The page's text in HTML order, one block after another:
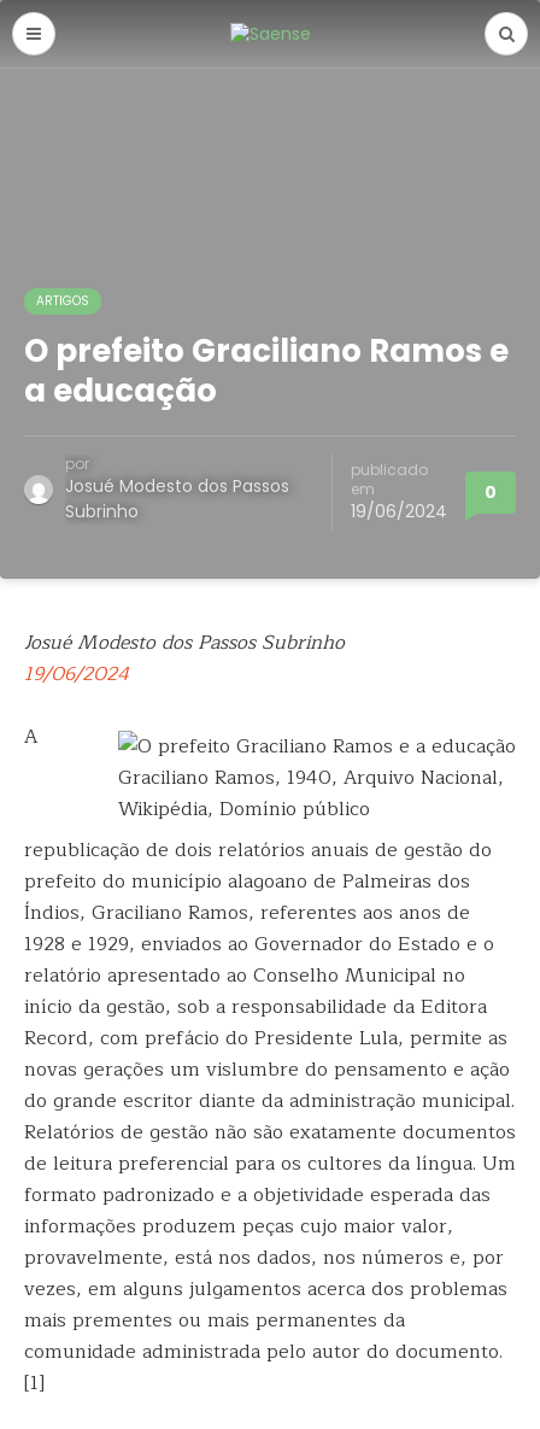
ARTIGOS
O prefeito Graciliano Ramos e
a educação
por
Josué Modesto dos Passos
Subrinho
publicado
em
19/06/2024
0
Josué Modesto dos Passos Subrinho
19/06/2024
Graciliano Ramos, 1940, Arquivo Nacional,
Wikipédia, Domínio público
A
republicação de dois relatórios anuais de gestão do
prefeito do município alagoano de Palmeiras dos
Índios, Graciliano Ramos, referentes aos anos de
1928 e 1929, enviados ao Governador do Estado e o
relatório apresentado ao Conselho Municipal no
início da gestão, sob a responsabilidade da Editora
Record, com prefácio do Presidente Lula, permite as
novas gerações um vislumbre do pensamento e ação
do grande escritor diante da administração municipal.
Relatórios de gestão não são exatamente documentos
de leitura preferencial para os cultores da língua. Um
formato padronizado e a objetividade esperada das
informações produzem peças cujo maior valor,
provavelmente, está nos dados, nos números e, por
vezes, em alguns julgamentos acerca dos problemas
mais prementes ou mais permanentes da
comunidade administrada pelo autor do documento.
[1]